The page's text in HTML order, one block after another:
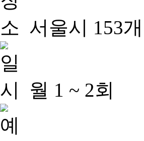
서울시 153
월 1 ~ 2회